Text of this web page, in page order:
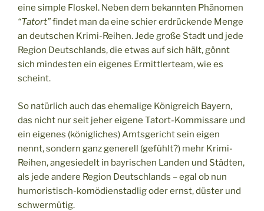
eine simple Floskel. Neben dem bekannten Phänomen
“Tatort”findet man da eine schier erdrückende Menge
an deutschen Krimi-Reihen. Jede große Stadt und jede
Region Deutschlands, die etwas auf sich hält, gönnt
sich mindesten ein eigenes Ermittlerteam, wie es
scheint.
So natürlich auch das ehemalige Königreich Bayern,
das nicht nur seit jeher eigene Tatort-Kommissare und
ein eigenes (königliches) Amtsgericht sein eigen
nennt, sondern ganz generell (gefühlt?) mehr Krimi-
Reihen, angesiedelt in bayrischen Landen und Städten,
als jede andere Region Deutschlands – egal ob nun
humoristisch-komödienstadlig oder ernst, düster und
schwermütig.